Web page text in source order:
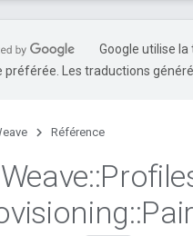
Google utilise
préférée. Les traductions
Référence
Weave::
::Pair